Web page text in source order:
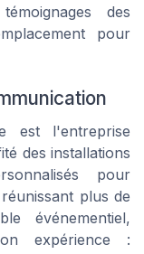
des
pour
est l'entreprise
des installations
pour
plus de
événementiel,
expérience :